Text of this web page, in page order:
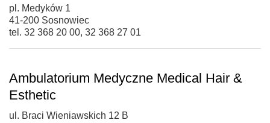
pl. Medyków 1
41-200 Sosnowiec
tel. 32 368 20 00, 32 368 27 01
Ambulatorium Medyczne Medical Hair &
Esthetic
ul. Braci Wieniawskich 12 B